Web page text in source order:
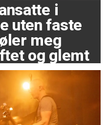
i
uten faste
meg
og glemt